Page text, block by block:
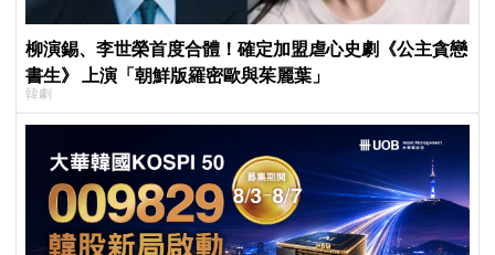
柳演錫、李世榮首度合體！確定加盟虐心史劇《公主貪戀
書生》 上演「朝鮮版羅密歐與茱麗葉」
韓劇